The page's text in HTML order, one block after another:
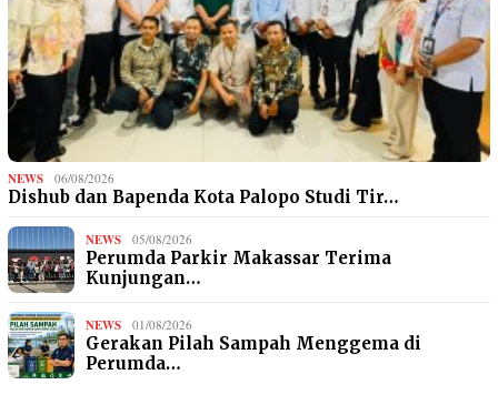
NEWS 06/08/2026
Dishub dan Bapenda Kota Palopo Studi Tir…
NEWS 05/08/2026
Perumda Parkir Makassar Terima
Kunjungan…
NEWS 01/08/2026
Gerakan Pilah Sampah Menggema di
Perumda…